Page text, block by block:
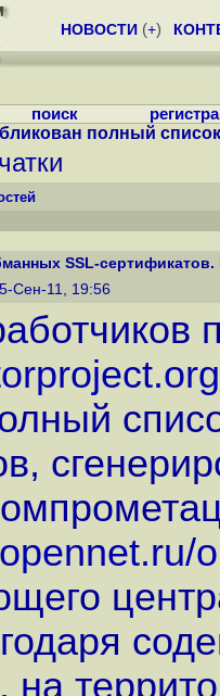
НОВОСТИ (+)
поиск
полный
SSL-сертификатов.
Сен-11, 19:56